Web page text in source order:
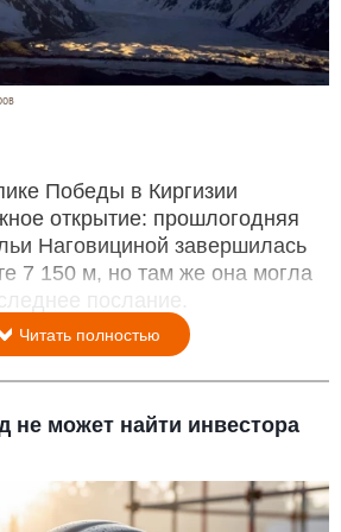
Победы в Киргизии
открытие: прошлогодняя
Наговициной завершилась
7 150 м, но там же она могла
послание.
Читать полностью
не может найти инвестора